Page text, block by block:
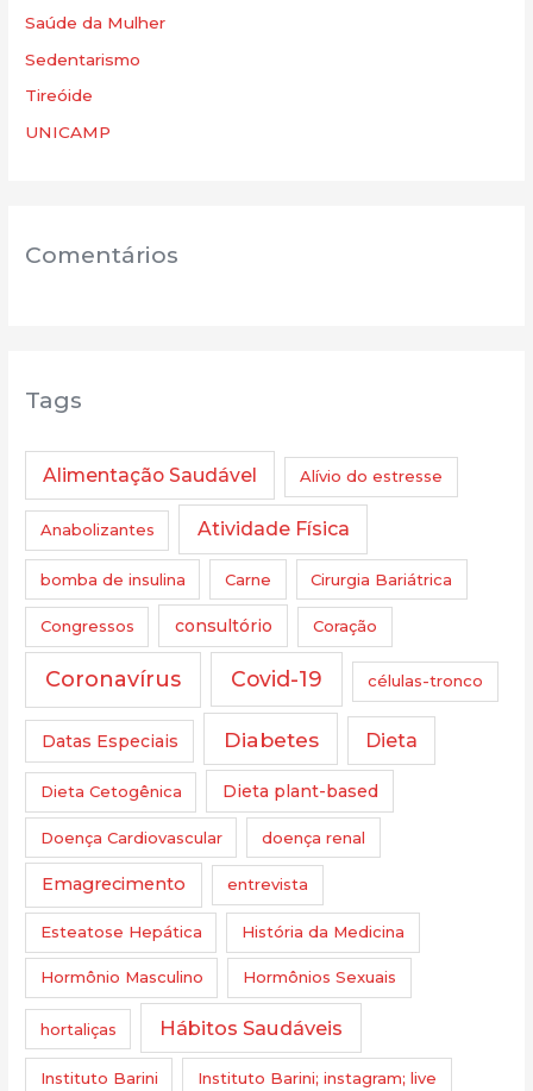
Saúde da Mulher
Sedentarismo
Tireóide
UNICAMP
Comentários
Tags
Alimentação Saudável Alívio do estresse
Anabolizantes Atividade Física
bomba de insulina Carne Cirurgia Bariátrica
Congressos consultório Coração
Coronavírus Covid-19 células-tronco
Datas Especiais Diabetes Dieta
Dieta Cetogênica Dieta plant-based
Doença Cardiovascular doença renal
Emagrecimento entrevista
Esteatose Hepática História da Medicina
Hormônio Masculino Hormônios Sexuais
hortaliças Hábitos Saudáveis
Instituto Barini Instituto Barini; instagram; live